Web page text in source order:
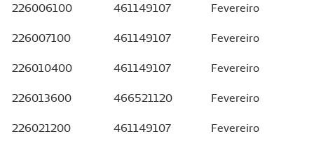
226006100 461149107 Fevereiro
226007100 461149107 Fevereiro
226010400 461149107 Fevereiro
226013600 466521120 Fevereiro
226021200 461149107 Fevereiro